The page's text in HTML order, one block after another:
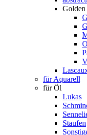
Golden
für Aquarell
für Öl
Lukas
Staufen